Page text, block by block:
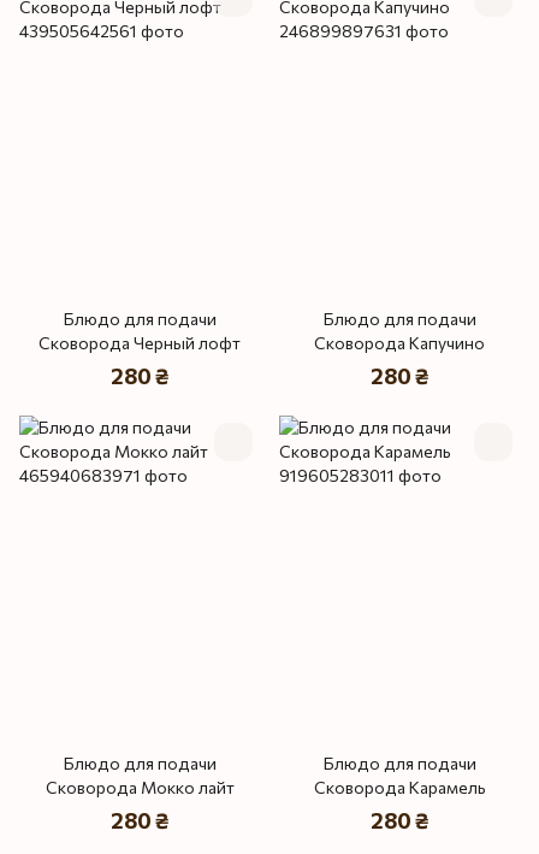
Блюдо для подачи
Сковорода Черный лофт
280 ₴
Блюдо для подачи
Сковорода Капучино
280 ₴
Блюдо для подачи
Сковорода Мокко лайт
280 ₴
Блюдо для подачи
Сковорода Карамель
280 ₴